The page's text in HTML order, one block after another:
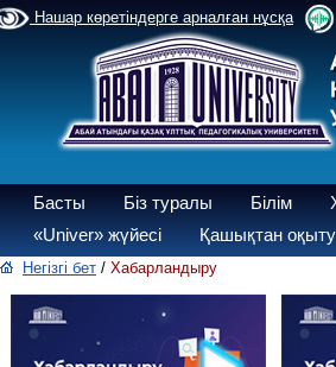
Нашар көретіндерге арналған нұсқа
Басты Біз туралы Білім
«Univer» жүйесі
Қашықтан оқыту
Негізгі бет / Хабарландыру